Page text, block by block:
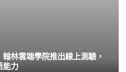
林雲端學院推出線上測驗，
能力